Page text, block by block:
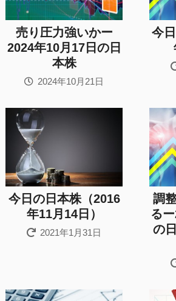
売り圧力強いかー
2024年10月17日の日
本株
2024年10月21日
今
今日の日本株（2016
年11月14日）
2021年1月31日
調
る
の